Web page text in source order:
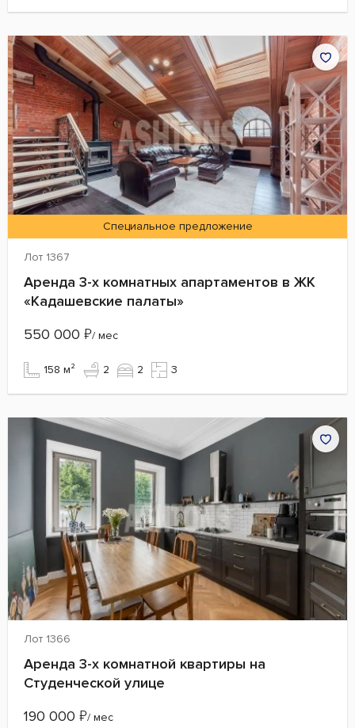
Специальное предложение
Лот 1367
Аренда 3-х комнатных апартаментов в ЖК
«Кадашевские палаты»
550 000 ₽/ мес
158 м² 2 2 3
Лот 1366
Аренда 3-х комнатной квартиры на
Студенческой улице
190 000 ₽/ мес